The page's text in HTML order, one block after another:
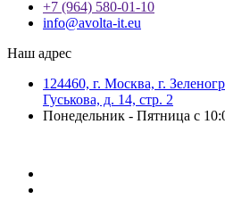
+7 (964) 580-01-10
info@avolta-it.eu
Наш адрес
124460, г. Москва, г.
Гуськова, д. 14, стр. 2
Понедельник - Пятница с